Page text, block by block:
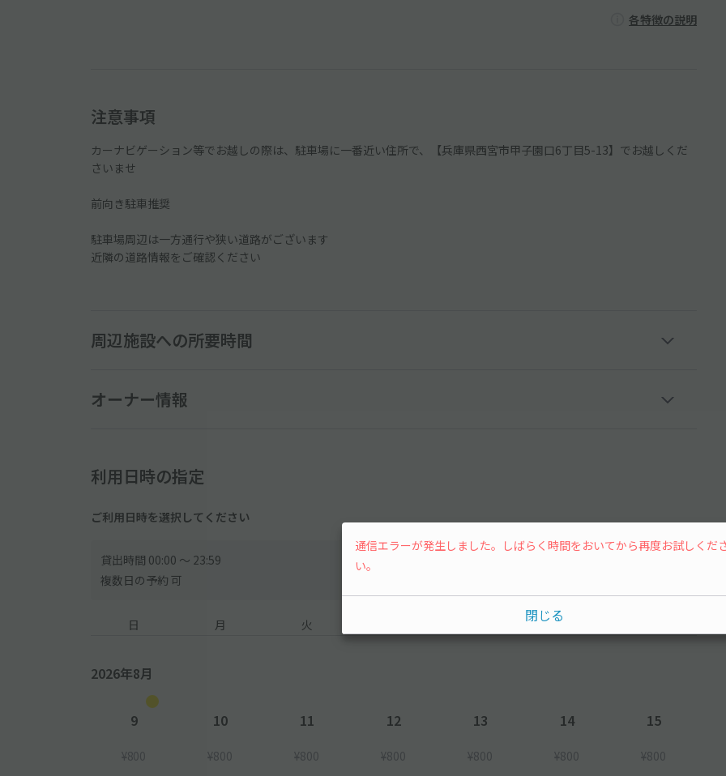
各特徴の説明
注意事項
カーナビゲーション等でお越しの際は、駐車場に一番近い住所で、【兵庫県西宮市甲子園口6丁目5-13】でお越しくだ
さいませ
前向き駐車推奨
駐車場周辺は一方通行や狭い道路がございます
近隣の道路情報をご確認ください
周辺施設への所要時間
オーナー情報
利用日時の指定
ご利用日時を選択してください
貸出時間 00:00 〜 23:59
複数日の予約 可
日 月 火 金
2026年8月
9
¥800
10
¥800
11
¥800
12
¥800
13
¥800
14
¥800
15
¥800
通信エラーが発生しました。しばらく時間をおいてから再度お試しくだ
い。
閉じる